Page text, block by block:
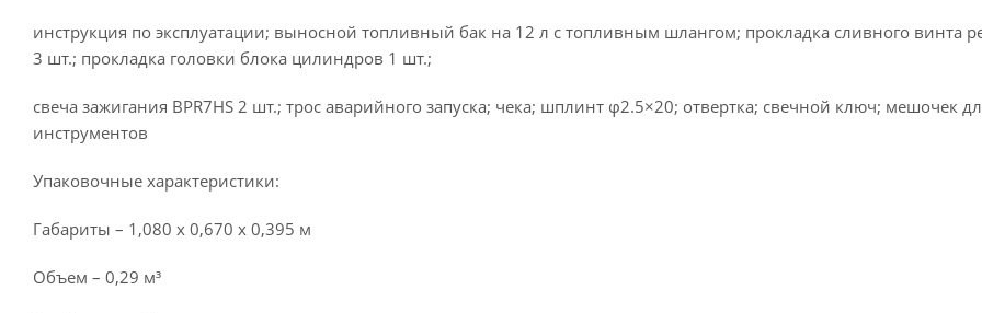
инструкция по эксплуатации; выносной топливный бак на 12 л с топливным шлангом; прокладка сливного винта
3 шт.; прокладка головки блока цилиндров 1 шт.;
свеча зажигания BPR7HS 2 шт.; трос аварийного запуска; чека; шплинт φ2.5×20; отвертка; свечной ключ; мешочек
инструментов
Упаковочные характеристики:
Габариты – 1,080 x 0,670 x 0,395 м
Объем – 0,29 м³